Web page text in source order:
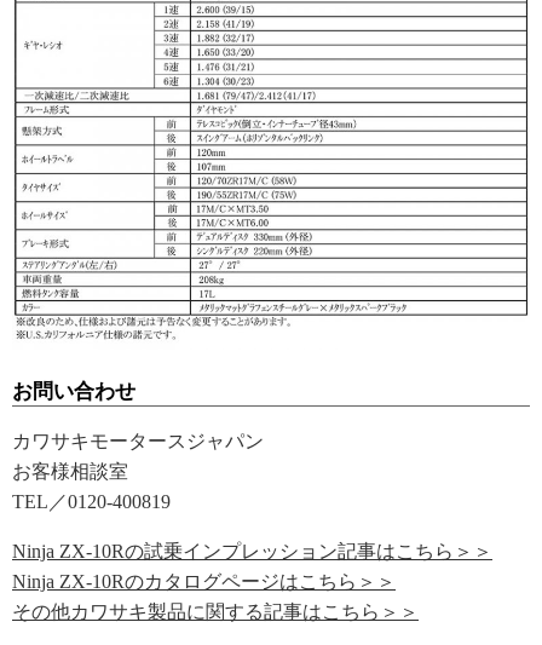
お問い合わせ
カワサキモータースジャパン
お客様相談室
TEL／0120-400819
Ninja ZX-10Rの試乗インプレッション記事はこちら＞＞
Ninja ZX-10Rのカタログページはこちら＞＞
その他カワサキ製品に関する記事はこちら＞＞